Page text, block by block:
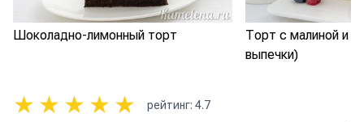
Шоколадно-лимонный торт
Торт с малиной и
выпечки)
★ ★ ★ ★ ★ рейтинг: 4.7